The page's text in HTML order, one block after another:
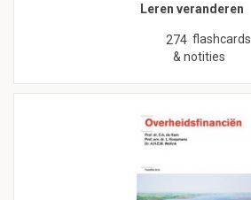
Leren veranderen
274 flashcards
& notities